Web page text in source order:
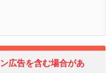
広告を含む場合があ